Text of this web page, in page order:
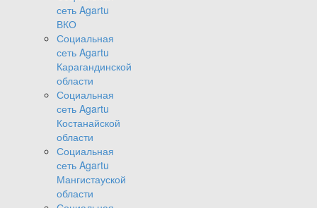
сеть Agartu
ВКО
Социальная
сеть Agartu
Карагандинской
области
Социальная
сеть Agartu
Костанайской
области
Социальная
сеть Agartu
Мангистауской
области